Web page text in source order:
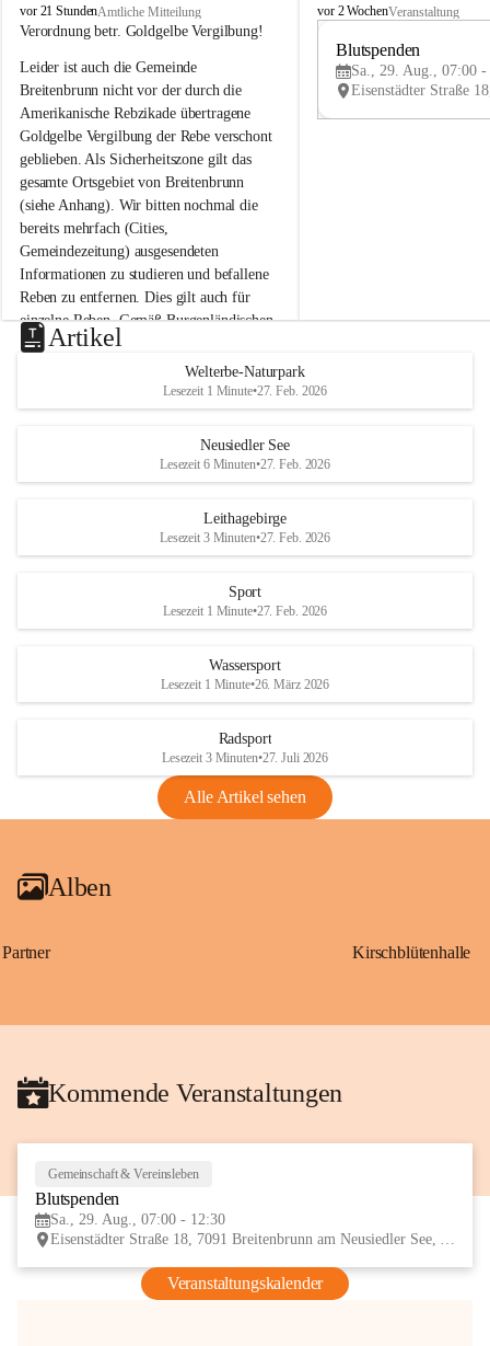
B
r
i
t
e
n
b
r
u
n
n
a
m
N
e
u
s
d
S
vor 21 StundenAmtliche Mitteilung
Verordnung betr. Goldgelbe Vergilbung!
Leider ist auch die Gemeinde
Breitenbrunn nicht vor der durch die
Amerikanische Rebzikade übertragene
Goldgelbe Vergilbung der Rebe verschont
geblieben. Als Sicherheitszone gilt das
gesamte Ortsgebiet von Breitenbrunn
(siehe Anhang). Wir bitten nochmal die
bereits mehrfach (Cities,
Gemeindezeitung) ausgesendeten
Informationen zu studieren und befallene
Reben zu entfernen. Dies gilt auch für
einzelne Reben. Gemäß Burgenländischen
Weinbaugesetz sind nicht gepflegte oder
unzulässige Weingärten zu roden! Bitte
helfen wir zusammen um unsere Winzer
vor den prognostizierten Ernteausfällen
und den daraus folgenden wirtschaftlichen
Maßnahmen zur Bekämpfung
Rebe und der Amerikanischen
Anhang VBl. EU Nr. 18
1 Seite•1,4 MB
VBl. EU Nr. 18_2026
B
e
u
e
d
r
S
vor 2 WochenVeranstaltung
Blutspenden
Sa., 29. Aug., 07:00 -
Artikel
Welterbe-Naturpark
Lesezeit 1 Minute•27. Feb. 2026
Neusiedler See
Lesezeit 6 Minuten•27. Feb. 2026
Leithagebirge
Lesezeit 3 Minuten•27. Feb. 2026
Sport
Lesezeit 1 Minute•27. Feb. 2026
Wassersport
Lesezeit 1 Minute•26. März 2026
Radsport
Lesezeit 3 Minuten•27. Juli 2026
Alle Artikel sehen
Alben
Partner Kirschblütenhalle
Kommende Veranstaltungen
Gemeinschaft & Vereinsleben
Blutspenden
Sa., 29. Aug., 07:00 - 12:30
Eisenstädter Straße 18, 7091 Breitenbrunn am Neusiedler See, AUT
Veranstaltungskalender